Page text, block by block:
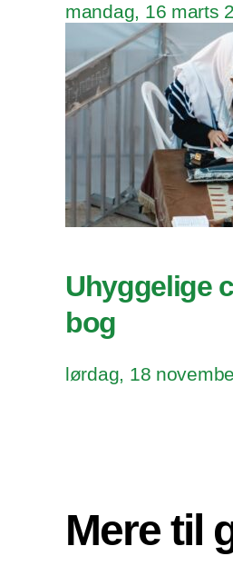
mandag, 16 marts
Uhyggelige
bog
lørdag, 18
Mere til